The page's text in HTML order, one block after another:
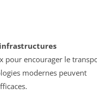
infrastructures
pour encourager le
modernes peuvent